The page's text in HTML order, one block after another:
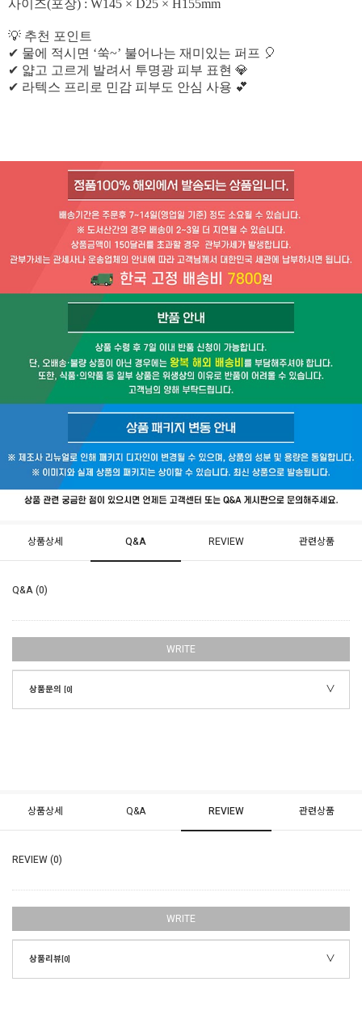
사이즈(포장) : W145 × D25 × H155mm
💡 추천 포인트
✔ 물에 적시면 ‘쑥~’ 불어나는 재미있는 퍼프 🎈
✔ 얇고 고르게 발려서 투명광 피부 표현 💎
✔ 라텍스 프리로 민감 피부도 안심 사용 💕
상품상세 Q&A REVIEW 관련상품
Q&A (0)
WRITE
상품문의 [0]
상품상세 Q&A REVIEW 관련상품
REVIEW (0)
WRITE
상품리뷰[0]